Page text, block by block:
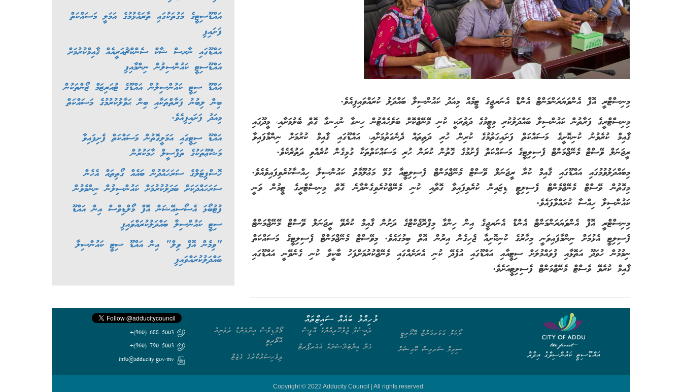
މިނިސްޓްރީ އޮފް އެންވަޔަރަންމަންޓް އެންޑް އެނަރޖީގެ ޓީމެއް މިއަދު ކައުންސިލާ ބައްދަލު ކުރައްވައިފިއެވެ.
މިނިސްޓްރީގެ ފަރާތުން ކައުންސިލާ ބައްދަލުކުރި މިޓީމުގެ ދަތުރަކީ ކުނި މޭނޭޖްކޮށް ބަލެހެއްޓުން ހިނގާ ނުހިނގާ ގޮތް ބެލުމަށާއި، މީދޫގައި
ޤާއިމް ކުރެވުނު ކުނިކޮށީގެ މަސައްކަތް ފަށައިގަތުމުގެ ކުރިން ހުރި ދަތިތައް ދެނެގަތުމަށާއި، އައްޑޫގައި ޤާއިމް ކުރުމަށް ނިންމާފައިވާ
ރީޖަނަލް ވޭސްޓް މެނޭޖްމަންޓް ފެސިލިޓީގެ މަސައްކަތް ފެށުމުގެ ގޮތުން ކުރަން ހުރި މަސައްކަތްތަކާ ގުޅިގެން ކުރެއްވި ދަތުރެކެވެ.
މިބައްދަލުވުމުގައި އައްޑޫގައި ޤާއިމް ކުރާ ރީޖަނަލް ވޭސްޓް މެނޭޖްމަންޓް ފެސިލިޓީއާ ގުޅޭ މަޢުލޫމާތު ކައުންސިލާ ހިއްސާކުރެވިފައިވެއެވެ.
މިގޮތުން ވޭސްޓް މެނޭޖްމެންޓް ފެސިލިޓީ ޑިޒައިން ކުރެވިފައިވާ ގޮތާއި ކުނި މެނޭޖްކުރެވިގެންދާނެ ގޮތް މިނިސްޓްރީގެ ޓީމުން ވަނީ
ކައުންސިލާ ހިއްސާ ކުރައްވާފައެވެ.
މިނިސްޓްރީ އޮފް އެންވަޔަރަންމަންޓް އެންޑް އެނަރޖީގެ އިން ހިންގާ މިޕްރޮޖެކްޓްގެ ދަށުން ޤާއިމް ކުރެވޭ ރީޖަނަލް ވޭސްޓް މޭނޭޖްމަންޓް
ފެސިލިޓީ އެޅުމަށް ނިންމާފައިވަނީ މިހާރުގެ ކުނިކޮށިއާ ޖެހިގެން އިރުން އޮތް ބިމުގައެވެ. މިވޭސްޓް މެނޭޖްމަންޓް ފެސިލިޓީގެ މަސައްކަތް
ނިމުމުން ހުވަދޫ އަތޮޅާއި ފުވައްމުލަށް ސިޓީއާއި އައްޑޫގައި އުފެދޭ ކުނި އެރަށެއްގައި މެނޭޖްކުރުމަށްފަހު ބާކީވާ ކުނި ގެނެވޭނީ އައްޑޫގައި
ޤާއިމް ކުރެވޭ ވެސްޓް މެނޭޖްމަންޓް ފެސިލިޓީއަށެވެ.
އައްޑޫސިޓީގެ މަގުތަކުގައި ތާރައެޅުމުގެ އަމަލީ މަސައްކަތް
ފަށައިފި
އައްޑޫގައި ނާރސް ޝާކް ސެންކްޗުއަރީއެއް ޤާއިމްކުރުމަށް
އައްޑޫސިޓީ ކައުންސިލުން ނިންމާއިފި
އައްޑޫ ސިޓީ ކައުންސިލުން އައްޑޫގެ ޓުއަރިޒަމް ޒޯންތަކުން
ބިން ލިބުނު ފަރާތްތަކާއި ބިން ޙަވާލުކުރުމުގެ މަސައްކަތް
މިއަދު ފަށައިފިއެވެ.
އައްޑޫ ސިޓީގައި އަމަލީގޮތުން މަސައްކަތް ފެށިފައިވާ
މަޝްޢޫތަކުގެ ތަފްސީލް ހާމަކުރުން
ހޮސްޕިޓަލްގެ ސަރަހައްދުން ބައެއް ގޯތިތައް އެހެން
ސަރަހައްދަކަށް ބަދަލުކުރުމަށް ކައުންސިލުން ނިންމެވުން
ފުޓުބޯޅަ އެސޯސިއޭޝަން އޮފް މޯލްޑިވްސް އިން އައްޑޫ
ސިޓީ ކައުންސިލާ ބައްދަލުކުރައްވައިފި
"ވިމެން އޮފް ވިލް" އިން އައްޑޫ ސިޓީ ކައުންސިލާ
ބައްދަލުކުރައްވައިފި
އައްޑޫސިޓީ ކައުންސިލްގެ އިދާރާ
info@adducity.gov.mv
މުހިއްމު ބައެއް ސައިޓްތައް
ލޯކަލް ގަވަރމަންޓް އޮތޯރިޓީ
ސިވިލް ސަރވިސް ކޮމިޝަން
ރައީސުލް ޖުމްހޫރިއްޔާގެ އޮފީސް
ގަން އިންޓަނޭޝަނަލް އެއަރޕޯރޓް
މޯލްޑިވްސް އިންލަންޑް ރެވެނިއު
އޮތޯރިޓީ
ދިވެހިސަރުކާރުގެ ގެޒެޓް
Copyright © 2022 Adducity Council | All rights reserved.